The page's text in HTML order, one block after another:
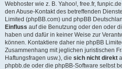
Webhoster wie z. B. Yahoo!, free.fr,
den Abuse-Kontakt des betreffenden
Limited (phpBB.com) und phpBB
Einfluss auf die Benutzung oder den oder
haben und dafür in keiner Weise zur
können. Kontaktiere daher nie phpBB
Zusammenhang mit jeglichen juristischen
Haftungsfragen usw.), die sich nicht direkt
phpbb.de oder die phpBB-Software selbst